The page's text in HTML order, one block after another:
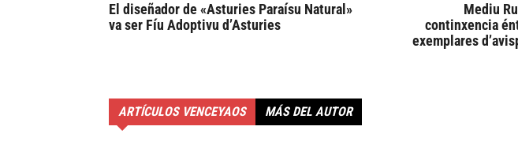
El diseñador de «Asturies Paraísu Natural»
va ser Fíu Adoptivu d’Asturies
Mediu
continxencia
exemplares
ARTÍCULOS VENCEYAOS MÁS DEL AUTOR